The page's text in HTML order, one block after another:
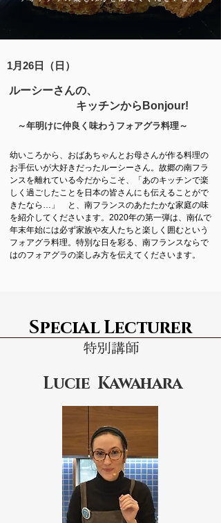
1月26日（日）
ルーシーさんの、
キッチンからBonjour!
～年明けに仲良く味わうフォアグラ料理～
幼いころから、おばあちゃんとお母さんが作る料理の
お手伝いが大好きだったルーシーさん。故郷の南フラ
ンスを離れている今だからこそ、「あのキッチンで楽
しく過ごしたことを日本の皆さんにも伝えることがで
きたなら…」 と、南フランスのあたたかな家庭の味
を紹介してくださいます。2020年の第一弾は、南仏で
年末年始には必ず家族や友人たちと楽しく囲むという
フォアグラ料理。特別な日を彩る、南フランスならで
はのフォアグラの楽しみ方を伝えてくださいます。
Special Lecturer
Lucie Kawahara